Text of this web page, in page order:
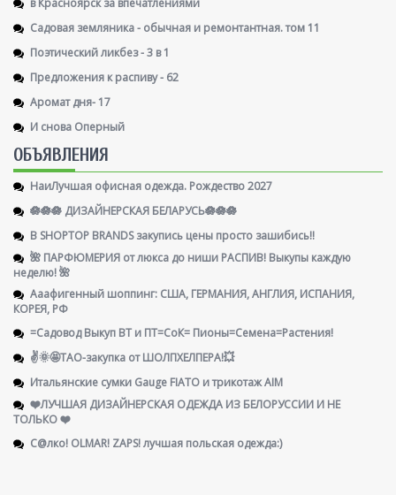
Садовая земляника - обычная и ремонтантная. том 11
Поэтический ликбез - 3 в 1
Предложения к распиву - 62
Аромат дня- 17
И снова Оперный
ОБЪЯВЛЕНИЯ
НаиЛучшая офисная одежда. Рождество 2027
🪷🪷🪷 ДИЗАЙНЕРСКАЯ БЕЛАРУСЬ🪷🪷🪷
В SHOPTOP BRANDS закупись цены просто зашибись!!
🌺 ПАРФЮМЕРИЯ от люкса до ниши РАСПИВ! Выкупы каждую
неделю! 🌺
Ааафигенный шоппинг: США, ГЕРМАНИЯ, АНГЛИЯ, ИСПАНИЯ,
КОРЕЯ, РФ
=Садовод Выкуп ВТ и ПТ=СоК= Пионы=Семена=Растения!
✌️🌞🤩ТАО-закупка от ШОЛПХЕЛПЕРА!💥
Итальянские сумки Gauge FIATO и трикотаж AIM
❤️ЛУЧШАЯ ДИЗАЙНЕРСКАЯ ОДЕЖДА ИЗ БЕЛОРУССИИ И НЕ
ТОЛЬКО ❤️
С@лко! OLMAR! ZAPS! лучшая польская одежда:)